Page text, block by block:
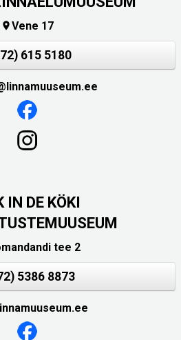
Vene 17
615 5180
IN DE KÖKI
tee 2
5386 8873